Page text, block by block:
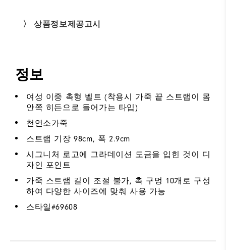
〉 상품정보제공고시
정보
여성 이중 촉형 벨트 (착용시 가죽 끝 스트랩이 몸
안쪽 히든으로 들어가는 타입)
천연소가죽
스트랩 기장 98cm, 폭 2.9cm
시그니처 로고에 그라데이션 도금을 입힌 것이 디
자인 포인트
가죽 스트랩 길이 조절 불가, 촉 구멍 10개로 구성
하여 다양한 사이즈에 맞춰 사용 가능
스타일#69608